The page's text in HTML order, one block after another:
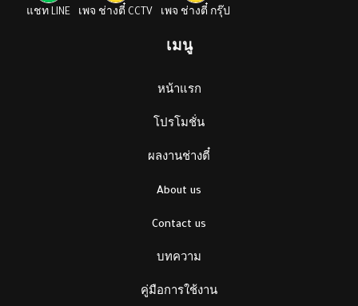
แชท LINE เพจ ช่างตี๋ CCTV เพจ ช่างตี๋ กรุ๊ป
เมนู
หน้าแรก
โปรโมชั่น
ผลงานช่างตี๋
About us
Contact us
บทความ
คู่มือการใช้งาน